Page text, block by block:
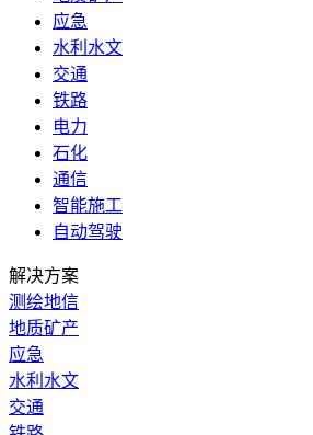
应急
水利水文
交通
铁路
电力
石化
通信
智能施工
自动驾驶
解决方案
测绘地信
地质矿产
应急
水利水文
交通